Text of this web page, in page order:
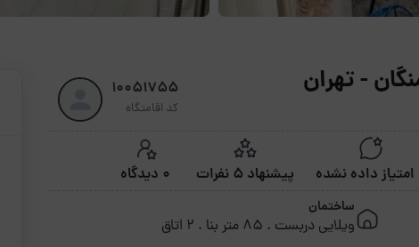
- تهران 10051755
کد اقامتگاه
پیشنهاد 5 نفرات 0 دیدگاه
ساختمان
ویلایی دربست . 85 متر بنا . 2 اتاق